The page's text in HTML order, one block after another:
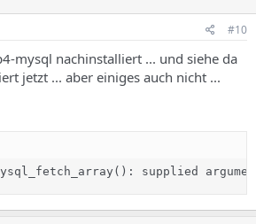
#10
mysql nachinstalliert ... und siehe da
jetzt ... aber einiges auch nicht ...
supplied